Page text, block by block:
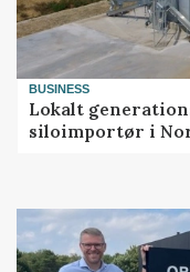
BUSINESS
Lokalt
siloimportør i